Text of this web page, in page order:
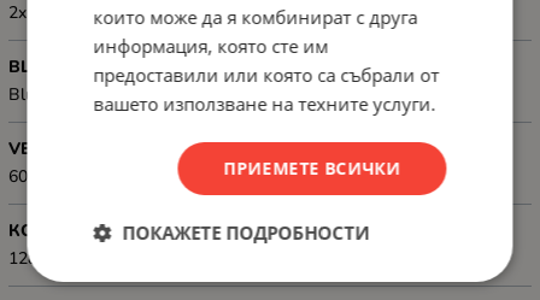
2x 15W, DTS Virtual X decoding, User equalizer
BLUETOOTH
Bluetooth
VESA, РАЗМЕР
600 x 400 mm
КОНСУМИРАНА МОЩНОСТ
128 kWh
които може да я комбинират с друга
информация, която сте им
предоставили или която са събрали от
вашето използване на техните услуги.
ПРИЕМЕТЕ ВСИЧКИ
ПОКАЖЕТЕ ПОДРОБНОСТИ